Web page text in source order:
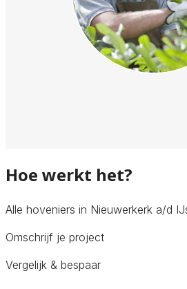
Hoe werkt het?
Alle hoveniers in Nieuwerkerk a/d
Omschrijf je project
Vergelijk & bespaar